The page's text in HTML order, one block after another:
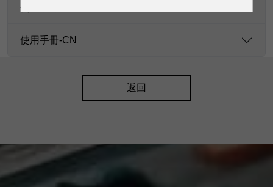
使用手冊-EN
使用手冊-CN
返回